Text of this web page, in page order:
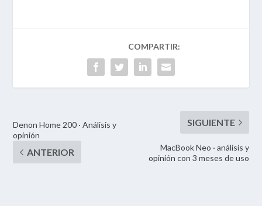
Denon Home 200 · Análisis y
opinión
MacBook Neo · análisis y
opinión con 3 meses de uso